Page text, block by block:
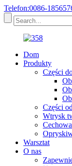
Telefon:0086-
Dom
Produkty
Części
Części
Wtrysk
Warsztat
O nas